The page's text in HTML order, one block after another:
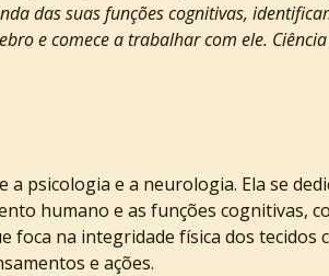
das suas funções cognitivas,
e comece a trabalhar com ele.
psicologia e a neurologia. Ela se
humano e as funções cognitivas,
foca na integridade física dos tecidos
e ações.